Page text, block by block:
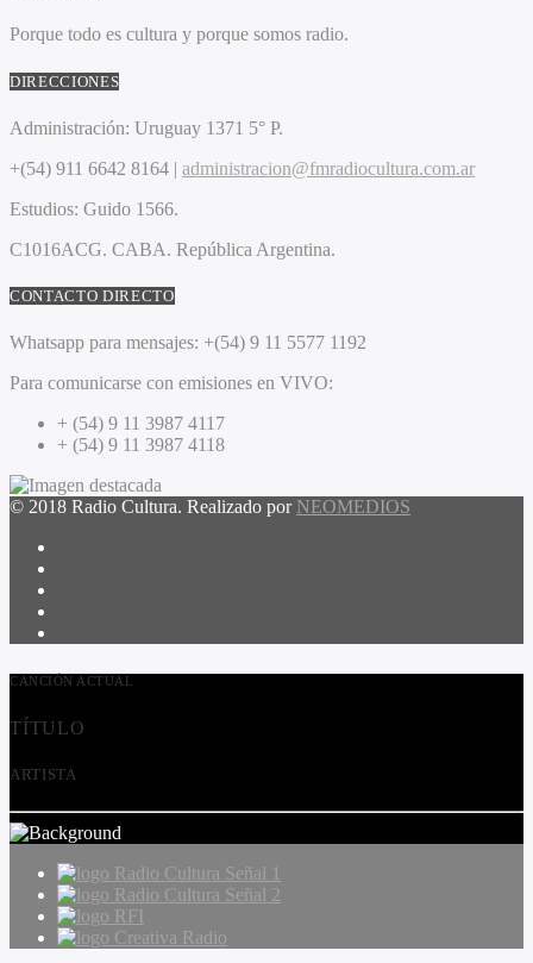
Porque todo es cultura y porque somos radio.
DIRECCIONES
Administración: Uruguay 1371 5° P.
+(54) 911 6642 8164 | administracion@fmradiocultura.com.ar
Estudios: Guido 1566.
C1016ACG. CABA. República Argentina.
CONTACTO DIRECTO
Whatsapp para mensajes: +(54) 9 11 5577 1192
Para comunicarse con emisiones en VIVO:
+ (54) 9 11 3987 4117
+ (54) 9 11 3987 4118
© 2018 Radio Cultura. Realizado por NEOMEDIOS
CANCIÓN ACTUAL
TÍTULO
ARTISTA
Radio Cultura Señal 1
Radio Cultura Señal 2
RFI
Creativa Radio